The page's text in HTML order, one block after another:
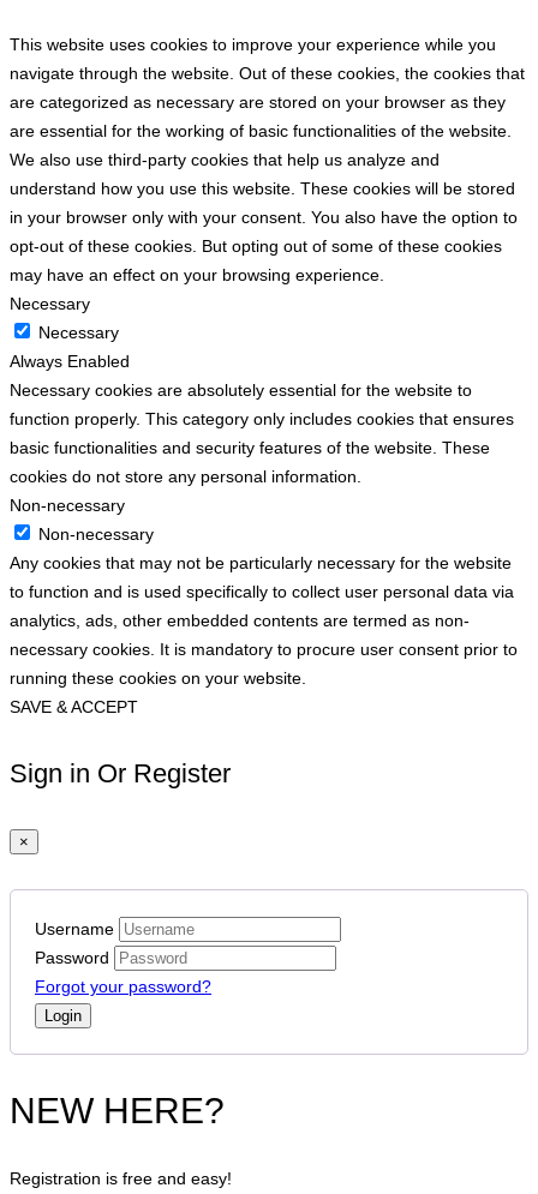
This website uses cookies to improve your experience while you
navigate through the website. Out of these cookies, the cookies that
are categorized as necessary are stored on your browser as they
are essential for the working of basic functionalities of the website.
We also use third-party cookies that help us analyze and
understand how you use this website. These cookies will be stored
in your browser only with your consent. You also have the option to
opt-out of these cookies. But opting out of some of these cookies
may have an effect on your browsing experience.
Necessary
Necessary
Always Enabled
Necessary cookies are absolutely essential for the website to
function properly. This category only includes cookies that ensures
basic functionalities and security features of the website. These
cookies do not store any personal information.
Non-necessary
Non-necessary
Any cookies that may not be particularly necessary for the website
to function and is used specifically to collect user personal data via
analytics, ads, other embedded contents are termed as non-
necessary cookies. It is mandatory to procure user consent prior to
running these cookies on your website.
SAVE & ACCEPT
Sign in Or Register
×
Username
Password
Forgot your password?
NEW HERE?
Registration is free and easy!